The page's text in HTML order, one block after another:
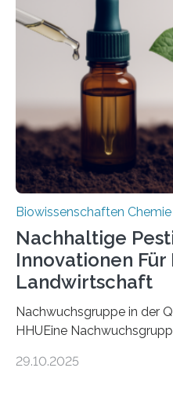
ausgezeichnetem Zustand
Art einer neuen Gattung
nun den Namen
fossile Nachweis einer
stellt gleichzeitig den
Mückenlarve aus dem
Biowissenschaften Chemie
Nachhaltige
Innovationen Für
Landwirtschaft
Nachwuchsgruppe in der
HHUEine
fünf Jahren erforschen, wie
29.10.2025